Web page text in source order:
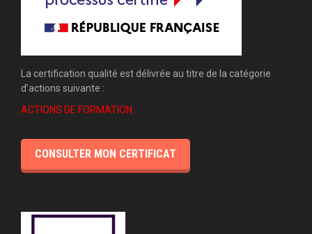
La certification qualité est délivrée au titre de la catégorie
d’actions suivante :
ACTIONS DE FORMATION
CONSULTER MON CERTIFICAT